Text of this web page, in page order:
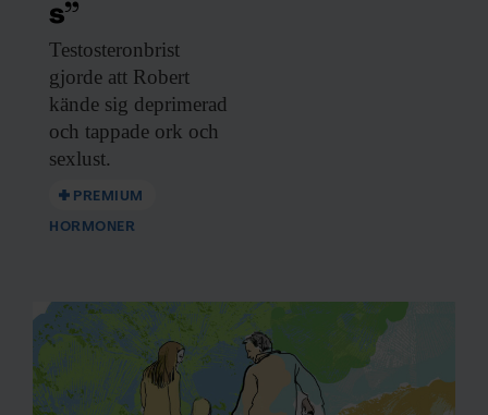
s”
Testosteronbrist
gjorde att Robert
kände sig deprimerad
och tappade ork och
sexlust.
PREMIUM
HORMONER